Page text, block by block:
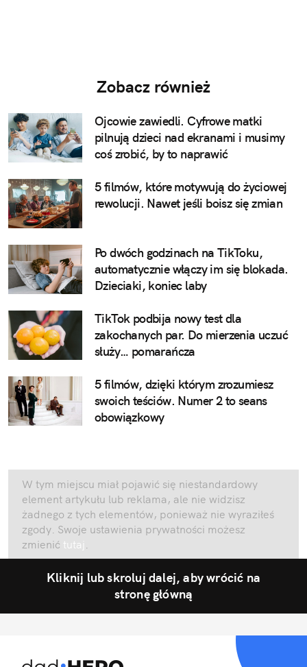
Zobacz również
Ojcowie zawiedli. Cyfrowe matki
pilnują dzieci nad ekranami i musimy
coś zrobić, by to naprawić
5 filmów, które motywują do życiowej
rewolucji. Nawet jeśli boisz się zmian
Po dwóch godzinach na TikToku,
automatycznie włączy im się blokada.
Dzieciaki, koniec laby
TikTok podbija nowy test dla
zakochanych par. Do mierzenia uczuć
służy… pomarańcza
5 filmów, dzięki którym zrozumiesz
swoich teściów. Numer 2 to seans
obowiązkowy
W tym miejscu miał pojawić się niestandardowy
element artykułu lub reklama, ale nie widzisz
żadnego z tych elementów, ponieważ nie wyraziłeś
zgody. Swoje ustawienia prywatności możesz
zmienić tutaj
Kliknij lub skroluj dalej, aby wrócić na
stronę główną